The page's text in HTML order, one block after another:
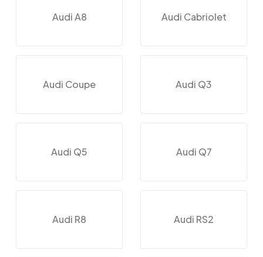
Audi A8 Audi Cabriolet
Audi Coupe Audi Q3
Audi Q5 Audi Q7
Audi R8 Audi RS2